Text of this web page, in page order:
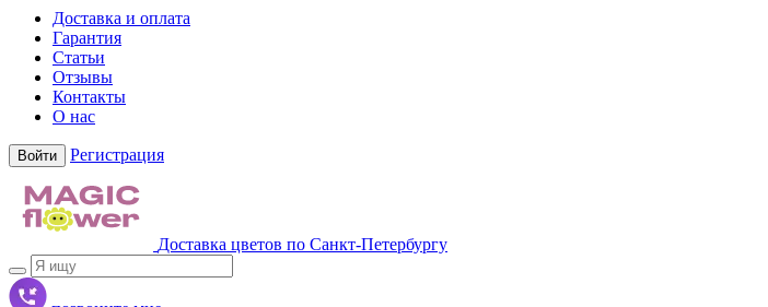
Доставка и оплата
Гарантия
Статьи
Отзывы
Контакты
О нас
Войти Регистрация
Доставка цветов по Санкт-Петербургу